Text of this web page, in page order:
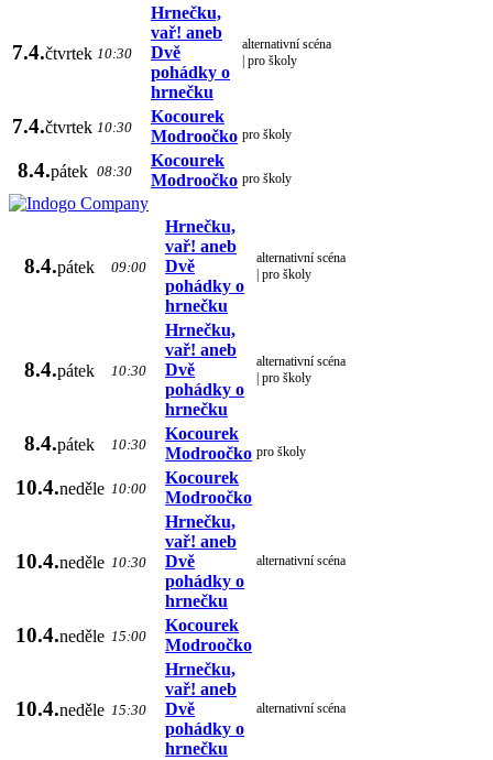
7.4.čtvrtek 10:30
Hrnečku,
vař! aneb
Dvě
pohádky o
hrnečku
alternativní scéna
| pro školy
7.4.čtvrtek 10:30
Kocourek
Modroočko pro školy
8.4.pátek 08:30
Kocourek
Modroočko pro školy
8.4.pátek 09:00
Hrnečku,
vař! aneb
Dvě
pohádky o
hrnečku
alternativní scéna
| pro školy
8.4.pátek 10:30
Hrnečku,
vař! aneb
Dvě
pohádky o
hrnečku
alternativní scéna
| pro školy
8.4.pátek 10:30
Kocourek
Modroočko pro školy
10.4.neděle 10:00
Kocourek
Modroočko
10.4.neděle 10:30
Hrnečku,
vař! aneb
Dvě
pohádky o
hrnečku
alternativní scéna
10.4.neděle 15:00
Kocourek
Modroočko
10.4.neděle 15:30
Hrnečku,
vař! aneb
Dvě
pohádky o
hrnečku
alternativní scéna